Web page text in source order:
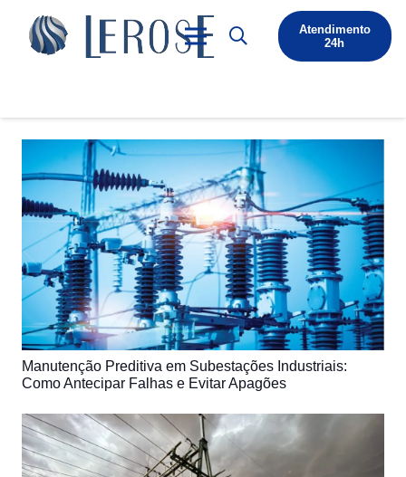
Atendimento
24h
Manutenção Preditiva em Subestações Industriais:
Como Antecipar Falhas e Evitar Apagões